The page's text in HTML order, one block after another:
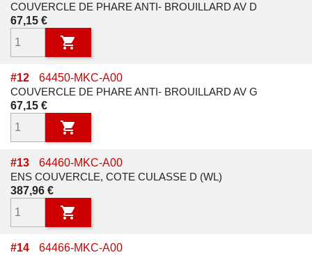
COUVERCLE DE PHARE ANTI- BROUILLARD AV D
Prix
67,15 €

#12
64450-MKC-A00
COUVERCLE DE PHARE ANTI- BROUILLARD AV G
Prix
67,15 €

#13
64460-MKC-A00
ENS COUVERCLE, COTE CULASSE D (WL)
Prix
387,96 €

#14
64466-MKC-A00